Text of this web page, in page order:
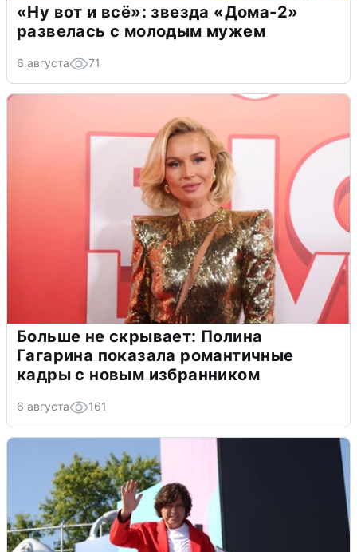
«Ну вот и всё»: звезда «Дома-2»
развелась с молодым мужем
6 августа 71
Больше не скрывает: Полина
Гагарина показала романтичные
кадры с новым избранником
6 августа 161